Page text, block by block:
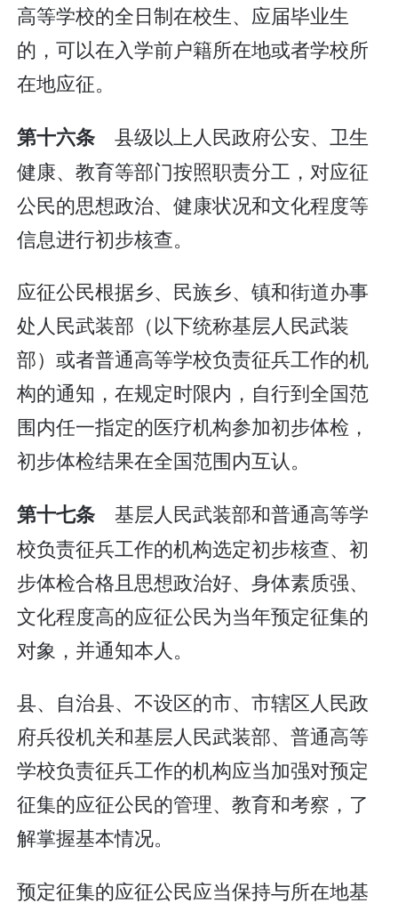
高等学校的全日制在校生、应届毕业生
的，可以在入学前户籍所在地或者学校所
在地应征。
第十六条 县级以上人民政府公安、卫生
健康、教育等部门按照职责分工，对应征
公民的思想政治、健康状况和文化程度等
信息进行初步核查。
应征公民根据乡、民族乡、镇和街道办事
处人民武装部（以下统称基层人民武装
部）或者普通高等学校负责征兵工作的机
构的通知，在规定时限内，自行到全国范
围内任一指定的医疗机构参加初步体检，
初步体检结果在全国范围内互认。
第十七条 基层人民武装部和普通高等学
校负责征兵工作的机构选定初步核查、初
步体检合格且思想政治好、身体素质强、
文化程度高的应征公民为当年预定征集的
对象，并通知本人。
县、自治县、不设区的市、市辖区人民政
府兵役机关和基层人民武装部、普通高等
学校负责征兵工作的机构应当加强对预定
征集的应征公民的管理、教育和考察，了
解掌握基本情况。
预定征集的应征公民应当保持与所在地基